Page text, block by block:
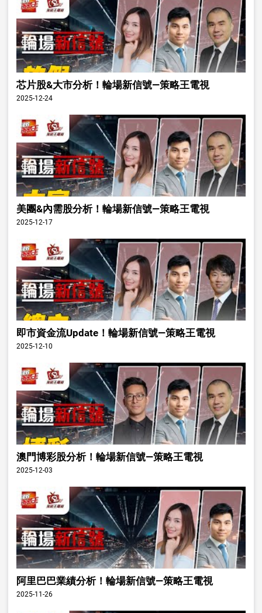
芯片股&大市分析！輪場新信號—策略王電視
2025-12-24
美團&內需股分析！輪場新信號—策略王電視
2025-12-17
即市資金流Update！輪場新信號—策略王電視
2025-12-10
澳門博彩股分析！輪場新信號—策略王電視
2025-12-03
阿里巴巴業績分析！輪場新信號—策略王電視
2025-11-26